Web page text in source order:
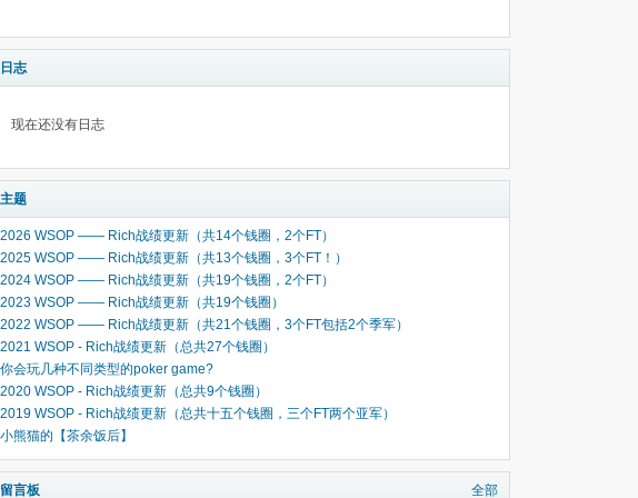
日志
现在还没有日志
主题
2026 WSOP —— Rich战绩更新（共14个钱圈，2个FT）
2025 WSOP —— Rich战绩更新（共13个钱圈，3个FT！）
2024 WSOP —— Rich战绩更新（共19个钱圈，2个FT）
2023 WSOP —— Rich战绩更新（共19个钱圈）
2022 WSOP —— Rich战绩更新（共21个钱圈，3个FT包括2个季军）
2021 WSOP - Rich战绩更新（总共27个钱圈）
你会玩几种不同类型的poker game?
2020 WSOP - Rich战绩更新（总共9个钱圈）
2019 WSOP - Rich战绩更新（总共十五个钱圈，三个FT两个亚军）
小熊猫的【茶余饭后】
留言板 全部